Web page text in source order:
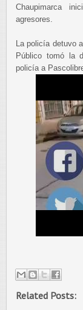
Chaupimarca
agresores.
La policía detuvo
Público tomó la
policía a
Related Posts: